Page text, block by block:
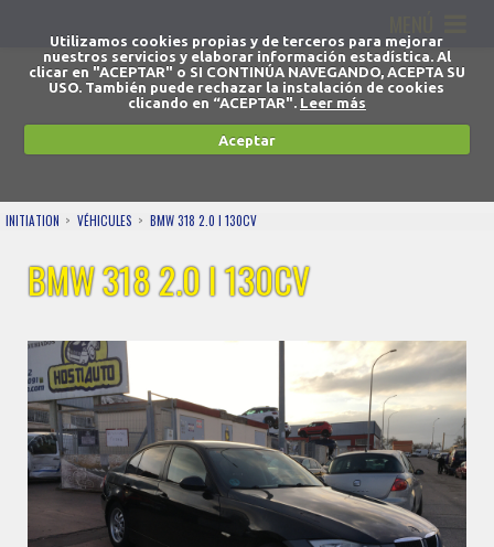
Utilizamos cookies propias y de terceros para mejorar
nuestros servicios y elaborar información estadística. Al
clicar en "ACEPTAR" o SI CONTINÚA NAVEGANDO, ACEPTA SU
USO. También puede rechazar la instalación de cookies
clicando en “ACEPTAR". Leer más
Aceptar
INITIATION VÉHICULES BMW 318 2.0 I 130CV
BMW 318 2.0 I 130CV